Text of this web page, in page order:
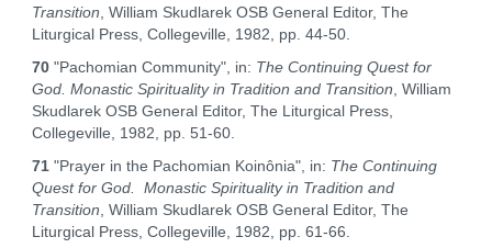
Transition , William Skudlarek OSB General Editor, The
Liturgical Press, Collegeville, 1982, pp. 44‑50.
70"Pachomian Community", in: The Continuing Quest for
God. Monastic Spirituality in Tradition and Transition , William
Skudlarek OSB General Editor, The Liturgical Press,
Collegeville, 1982, pp. 51‑60.
71"Prayer in the Pachomian Koinônia", in: The Continuing
Quest for God. Monastic Spirituality in Tradition and
Transition , William Skudlarek OSB General Editor, The
Liturgical Press, Collegeville, 1982, pp. 61‑66.